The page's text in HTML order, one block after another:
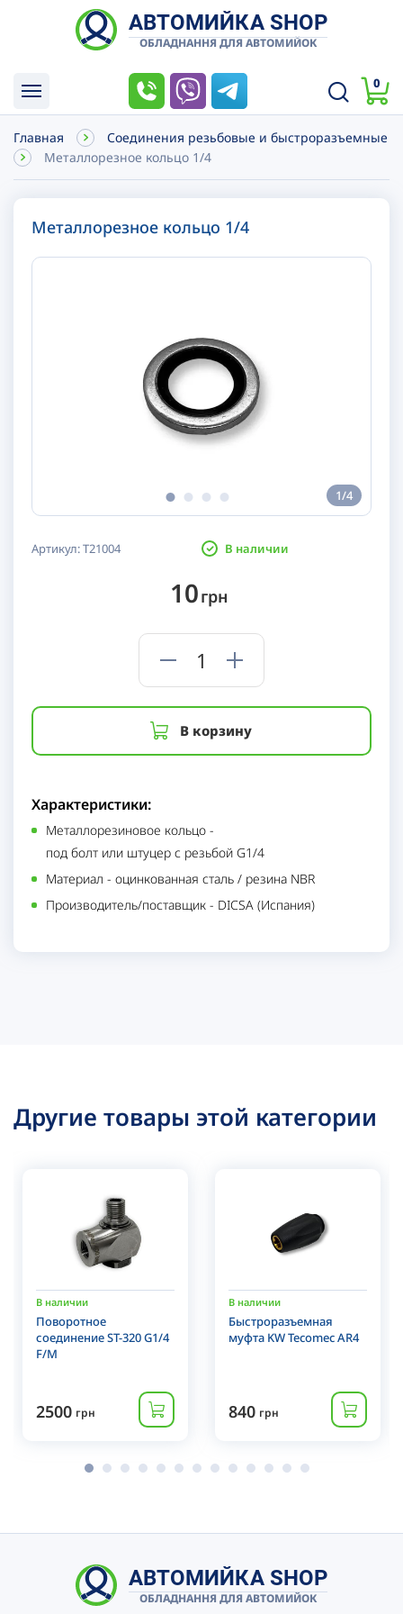
АВТОМИЙКА SHOP
ОБЛАДНАННЯ ДЛЯ АВТОМИЙОК
0
Главная
Соединения резьбовые и быстроразъемные
Металлорезное кольцо 1/4
1/4
Металлорезное кольцо 1/4
Артикул:T21004 В наличии
10грн
В корзину
Характеристики:
Металлорезиновое кольцо -
под болт или штуцер с резьбой G1/4
Материал - оцинкованная сталь / резина NBR
Производитель/поставщик - DICSA (Испания)
Другие товары этой категории
В наличии
Поворотное
соединение ST-320 G1/4
F/M
2500 грн
В наличии
Быстроразъемная
муфта KW Tecomec AR4
840 грн
АВТОМИЙКА SHOP
ОБЛАДНАННЯ ДЛЯ АВТОМИЙОК